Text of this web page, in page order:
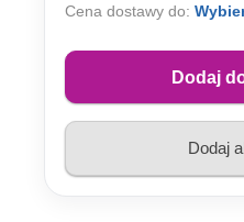
Cena dostawy do:
Dodaj
Dodaj